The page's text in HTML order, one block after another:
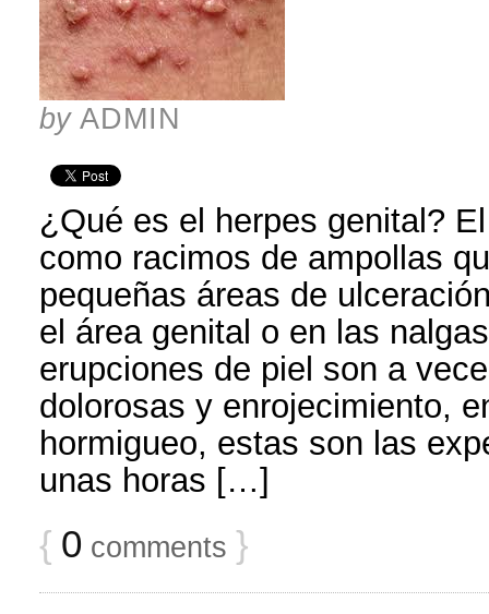
by ADMIN
¿Qué es el herpes genital?
como racimos de ampollas
pequeñas áreas de
el área genital o en las
erupciones de piel son a
dolorosas y enrojecimiento,
hormigueo, estas son las
unas horas […]
{ 0 comments }